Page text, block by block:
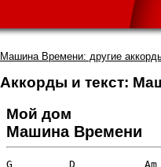
Машина Времени: другие
Аккорды и текст:
Мой дом
Машина Времени
G         D